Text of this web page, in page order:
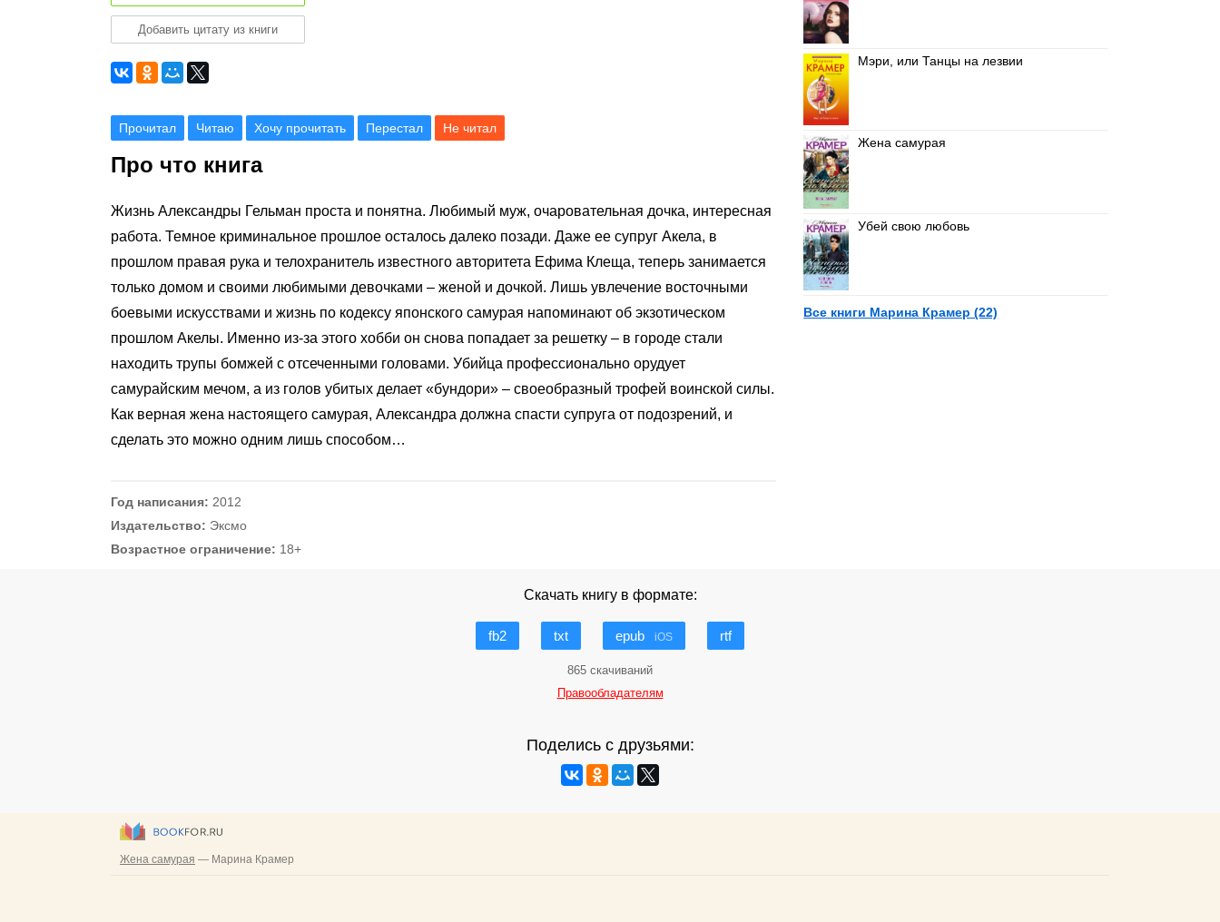
Добавить цитату из книги
Прочитал Читаю Хочу прочитать Перестал Не читал
Про что книга
Жизнь Александры Гельман проста и понятна. Любимый муж, очаровательная дочка, интересная
работа. Темное криминальное прошлое осталось далеко позади. Даже ее супруг Акела, в
прошлом правая рука и телохранитель известного авторитета Ефима Клеща, теперь занимается
только домом и своими любимыми девочками – женой и дочкой. Лишь увлечение восточными
боевыми искусствами и жизнь по кодексу японского самурая напоминают об экзотическом
прошлом Акелы. Именно из-за этого хобби он снова попадает за решетку – в городе стали
находить трупы бомжей с отсеченными головами. Убийца профессионально орудует
самурайским мечом, а из голов убитых делает «бундори» – своеобразный трофей воинской силы.
Как верная жена настоящего самурая, Александра должна спасти супруга от подозрений, и
сделать это можно одним лишь способом…
Год написания: 2012
Издательство: Эксмо
Возрастное ограничение: 18+
Мэри, или Танцы на лезвии
Жена самурая
Убей свою любовь
Все книги Марина Крамер (22)
Скачать книгу в формате:
fb2 txt epub iOS rtf
865 скачиваний
Правообладателям
Поделись с друзьями: